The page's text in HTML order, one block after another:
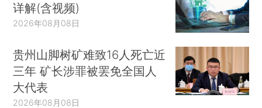
详解(含视频)
2026年08月08日
贵州山脚树矿难致16人死亡近
三年 矿长涉罪被罢免全国人
大代表
2026年08月08日